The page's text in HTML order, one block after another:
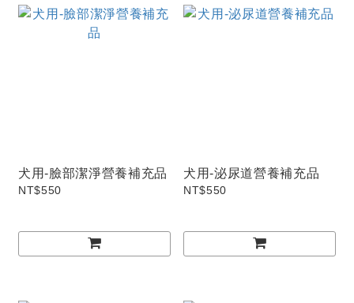
犬用-臉部潔淨營養補充品
NT$550
犬用-泌尿道營養補充品
NT$550